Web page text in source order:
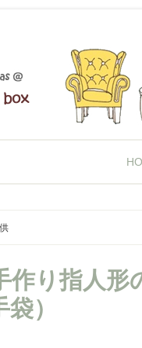
作り指人形
）